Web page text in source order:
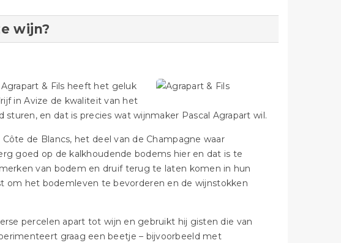
wijn?
& Fils heeft het geluk
in Avize de kwaliteit van het
en dat is precies wat wijnmaker Pascal Agrapart wil.
de Blancs, het deel van de Champagne waar
goed op de kalkhoudende bodems hier en dat is te
van bodem en druif terug te laten komen in hun
om het bodemleven te bevorderen en de wijnstokken
percelen apart tot wijn en gebruikt hij gisten die van
graag een beetje – bijvoorbeeld met